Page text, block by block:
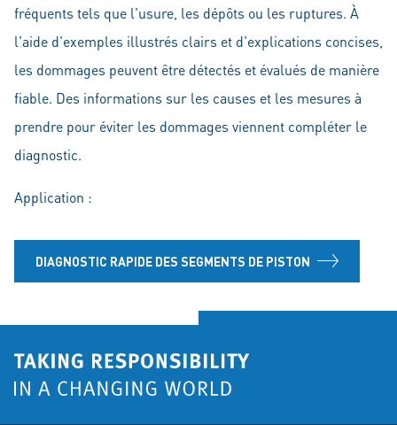
fréquents tels que l'usure, les dépôts ou les ruptures. À
l'aide d'exemples illustrés clairs et d'explications concises,
les dommages peuvent être détectés et évalués de manière
fiable. Des informations sur les causes et les mesures à
prendre pour éviter les dommages viennent compléter le
diagnostic.
Application :
DIAGNOSTIC RAPIDE DES SEGMENTS DE PISTON